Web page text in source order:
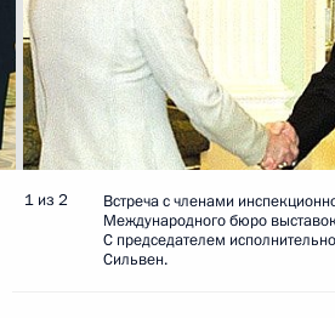
1 из 2
Встреча с членами
Международного бюро
С председателем
Сильвен.